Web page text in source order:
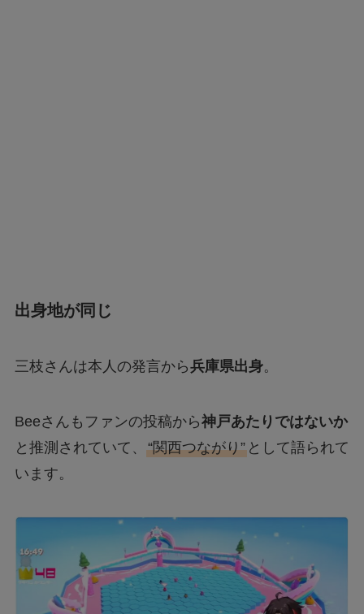
出身地が同じ
三枝さんは本人の発言から兵庫県出身。
Beeさんもファンの投稿から神戸あたりではないか
と推測されていて、 “関西つながり”として語られて
います。